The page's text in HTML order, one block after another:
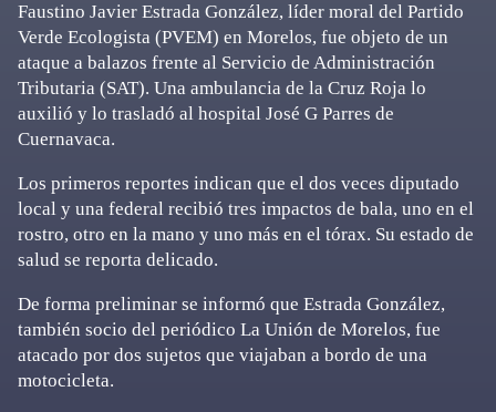
Faustino Javier Estrada González, líder moral del Partido
Verde Ecologista (PVEM) en Morelos, fue objeto de un
ataque a balazos frente al Servicio de Administración
Tributaria (SAT). Una ambulancia de la Cruz Roja lo
auxilió y lo trasladó al hospital José G Parres de
Cuernavaca.
Los primeros reportes indican que el dos veces diputado
local y una federal recibió tres impactos de bala, uno en el
rostro, otro en la mano y uno más en el tórax. Su estado de
salud se reporta delicado.
De forma preliminar se informó que Estrada González,
también socio del periódico La Unión de Morelos, fue
atacado por dos sujetos que viajaban a bordo de una
motocicleta.